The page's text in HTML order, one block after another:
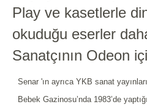
Play ve kasetlerle
okuduğu eserler
Sanatçının Odeon
Senar 'ın ayrıca YKB sanat
Bebek Gazinosu’nda 1983’de